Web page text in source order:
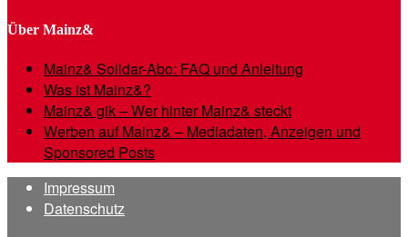
Über Mainz&
Mainz& Solidar-Abo: FAQ und Anleitung
Was ist Mainz&?
Mainz& gik – Wer hinter Mainz& steckt
Werben auf Mainz& – Mediadaten, Anzeigen und
Sponsored Posts
Impressum
Datenschutz